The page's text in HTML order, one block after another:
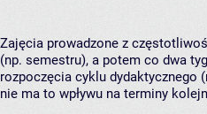
Zajęcia prowadzone z
(np. semestru), a potem co dwa
rozpoczęcia cyklu dydaktycznego
nie ma to wpływu na terminy